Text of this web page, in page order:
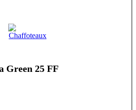
Green 25 FF